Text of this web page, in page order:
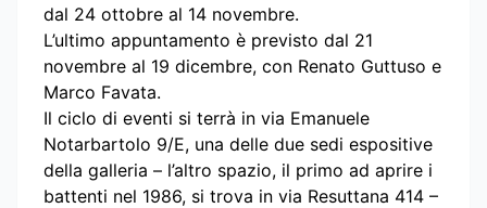
dal 24 ottobre al 14 novembre.
L’ultimo appuntamento è previsto dal 21
novembre al 19 dicembre, con Renato Guttuso e
Marco Favata.
Il ciclo di eventi si terrà in via Emanuele
Notarbartolo 9/E, una delle due sedi espositive
della galleria – l’altro spazio, il primo ad aprire i
battenti nel 1986, si trova in via Resuttana 414 –